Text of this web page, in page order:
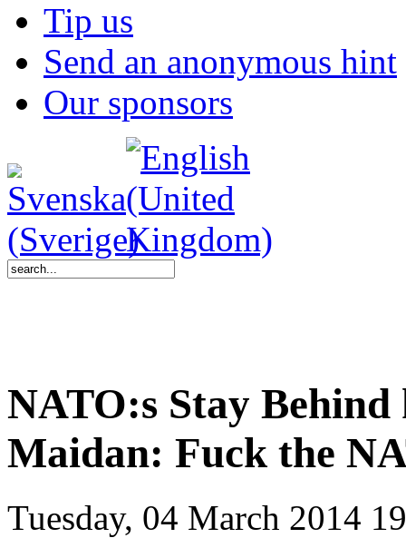
Tip us
Send an anonymous hint
Our sponsors
NATO:s Stay
Maidan: Fuck the
Tuesday, 04 March 2014